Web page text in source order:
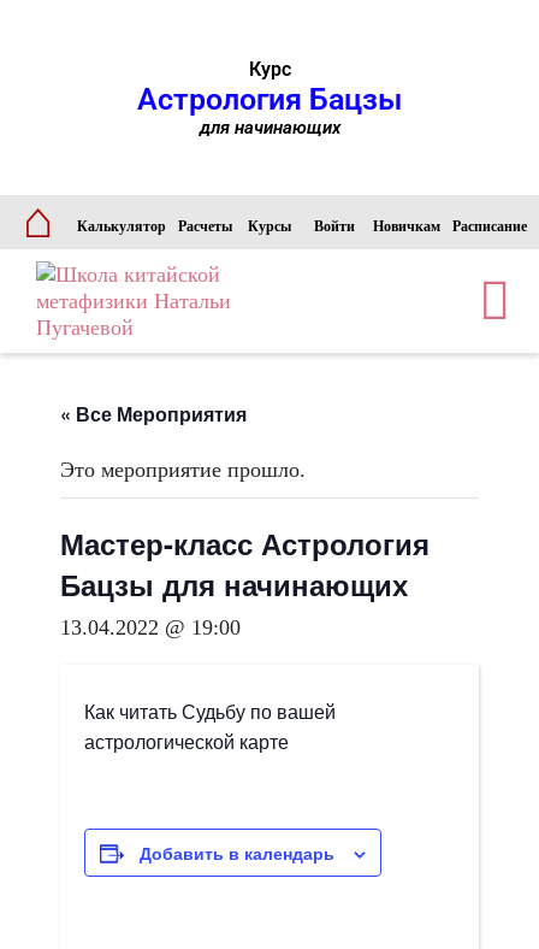
Курс
Астрология Бацзы
для начинающих
⌂ Калькулятор Расчеты Курсы Войти Новичкам Расписание
« Все Мероприятия
Это мероприятие прошло.
Мастер-класс Астрология
Бацзы для начинающих
13.04.2022 @ 19:00
Как читать Судьбу по вашей
астрологической карте
Добавить в календарь